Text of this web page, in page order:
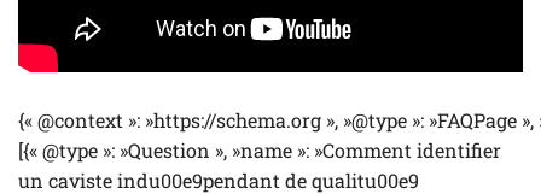
{« @context »: »https://schema.org », »@type »: »FAQPage
[{« @type »: »Question », »name »: »Comment identifier
un caviste indu00e9pendant de qualitu00e9